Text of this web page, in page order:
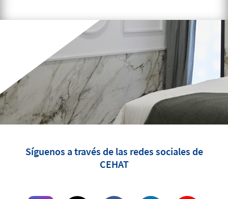
Síguenos a través de las redes sociales de
CEHAT